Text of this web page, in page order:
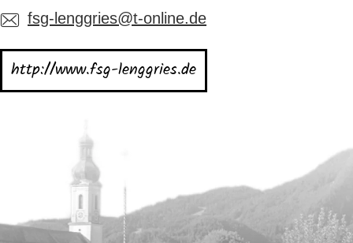
fsg-lenggries@t-online.de
http://www.fsg-lenggries.de